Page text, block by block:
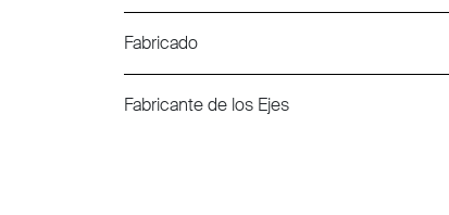
Fabricado
Fabricante de los Ejes